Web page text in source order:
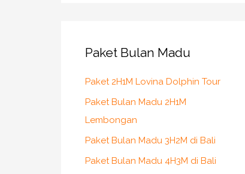
h
o
r
:
Paket Bulan Madu
Paket 2H1M Lovina Dolphin Tour
Paket Bulan Madu 2H1M
Lembongan
Paket Bulan Madu 3H2M di Bali
Paket Bulan Madu 4H3M di Bali